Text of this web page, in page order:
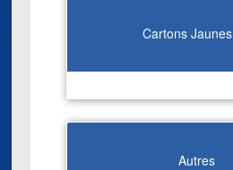
Cartons Jaunes
Autres